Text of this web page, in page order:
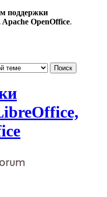
поддержки
OpenOffice.